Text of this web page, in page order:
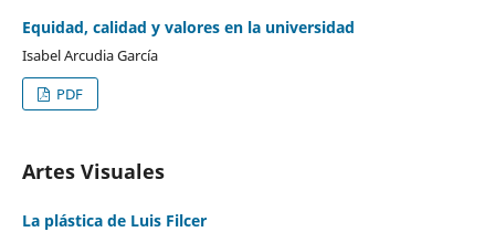
Equidad, calidad y valores en la universidad
Isabel Arcudia García
PDF
Artes Visuales
La plástica de Luis Filcer